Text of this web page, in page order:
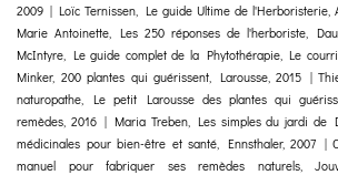
2009 | Loïc Ternissen, Le guide Ultime de
Marie Antoinette, Les 250 réponses de l'herboriste,
McIntyre, Le guide complet de la Phytothérapie, Le
Minker, 200 plantes qui guérissent, Larousse, 2015 |
naturopathe, Le petit Larousse des plantes qui
remèdes, 2016 | Maria Treben, Les simples du jardi de
médicinales pour bien-être et santé, Ennsthaler, 2007 |
manuel pour fabriquer ses remèdes naturels,